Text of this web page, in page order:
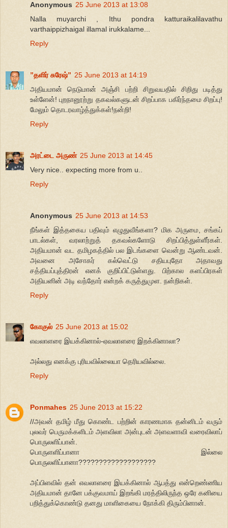
Anonymous 25 June 2013 at 13:08
Nalla muyarchi , Ithu pondra katturaikalilavathu
varthaippizhaigal illamal irukkalame...
Reply
”தளிர் சுரேஷ்” 25 June 2013 at 14:19
அதியமான் நெடுமான் அஞ்சி பற்றி சிறுவயதில் சிறிது படித்து
உள்ளேன்! புறநானூற்று தகவல்களுடன் சிறப்பாக பகிர்ந்தமை சிறப்பு!
மேலும் தொடரவாழ்த்துக்கள்!நன்றி!
Reply
அரட்டை அருண் 25 June 2013 at 14:45
Very nice.. expecting more from u..
Reply
Anonymous 25 June 2013 at 14:53
நீங்கள் இத்தகைய பதிவும் எழுதுவீங்களா? மிக அருமை, சங்கப்
பாடல்கள், வரலாற்றுத் தகவல்களோடு சிறப்பித்துள்ளீர்கள்.
அதியமான் வட தமிழகத்தில் பல இடங்களை வென்று ஆண்டவன்.
அவனை அசோகர் கல்வெட்டு சதியபுதோ அதாவது
சத்தியப்புத்திரன் எனக் குறிப்பிட்டுள்ளது. பிற்கால களப்பிரகள்
அதியனின் அடி வந்தோர் என்றக் கருத்துமுள. நன்றிகள்.
Reply
கோகுல் 25 June 2013 at 15:02
எவலாளரை இயக்கினால்-ஏவலாளரை இறக்கினாலா?
அல்லது எனக்கு புரியவில்லையா தெரியவில்லை.
Reply
Ponmahes 25 June 2013 at 15:22
//அவன் தமிழ் மீது கொண்ட பற்றின் காரணமாக தன்னிடம் வரும்
புலவர் பெருமக்களிடம் அளவிலா அன்புடன் அளவளாவி வரைவிலாப்
பொருலளிப்பான்.
பொருளளிப்பானா இல்லை
பொருலளிப்பானா???????????????????
அப்பிளவில் தன் எவலாளரை இயக்கினால் ஆபத்து என்றெண்ணிய
அதியமான் தானே பக்குவமாய் இறங்கி மரத்திலிருந்த ஒரே கனியை
பறித்துக்கொண்டு தனது மாளிகையை நோக்கி திரும்பினான்.